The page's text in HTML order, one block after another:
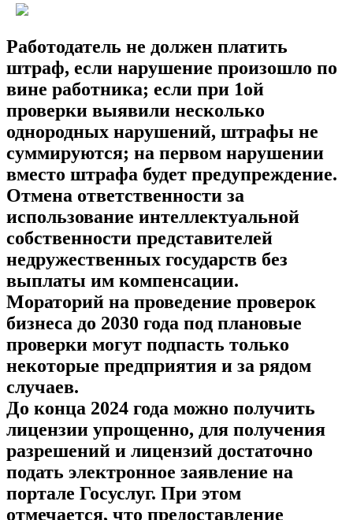
Работодатель не должен платить
штраф, если нарушение произошло по
вине работника; если при 1ой
проверки выявили несколько
однородных нарушений, штрафы не
суммируются; на первом нарушении
вместо штрафа будет предупреждение.
Отмена ответственности за
использование интеллектуальной
собственности представителей
недружественных государств без
выплаты им компенсации.
Мораторий на проведение проверок
бизнеса до 2030 года под плановые
проверки могут подпасть только
некоторые предприятия и за рядом
случаев.
До конца 2024 года можно получить
лицензии упрощенно, для получения
разрешений и лицензий достаточно
подать электронное заявление на
портале Госуслуг. При этом
отмечается, что предоставление